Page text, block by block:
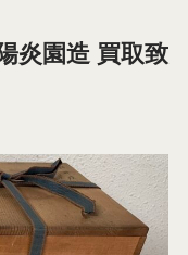
炎園造 買取致